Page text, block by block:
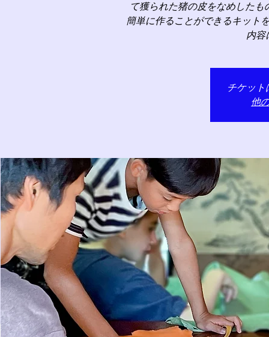
て獲られた猪の皮をなめした
簡単に作ることができるキット
内容
チケット
他